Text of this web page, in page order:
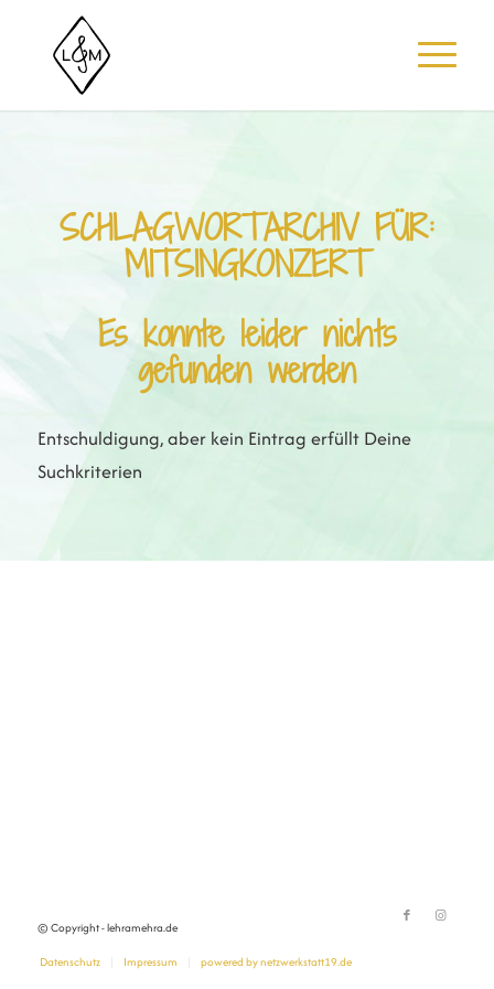
SCHLAGWORTARCHIV FÜR:
MITSINGKONZERT
Es konnte leider nichts
gefunden werden
Entschuldigung, aber kein Eintrag erfüllt Deine
Suchkriterien
© Copyright - lehramehra.de
Datenschutz Impressum powered by netzwerkstatt19.de